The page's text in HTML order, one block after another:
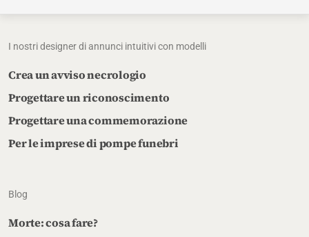
I nostri designer di annunci intuitivi con modelli
Crea un avviso necrologio
Progettare un riconoscimento
Progettare una commemorazione
Per le imprese di pompe funebri
Blog
Morte: cosa fare?